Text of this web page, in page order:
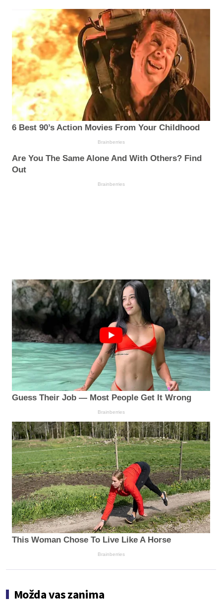
6 Best 90’s Action Movies From Your Childhood
Brainberries
Are You The Same Alone And With Others? Find
Out
Brainberries
Guess Their Job — Most People Get It Wrong
Brainberries
This Woman Chose To Live Like A Horse
Brainberries
Možda vas zanima